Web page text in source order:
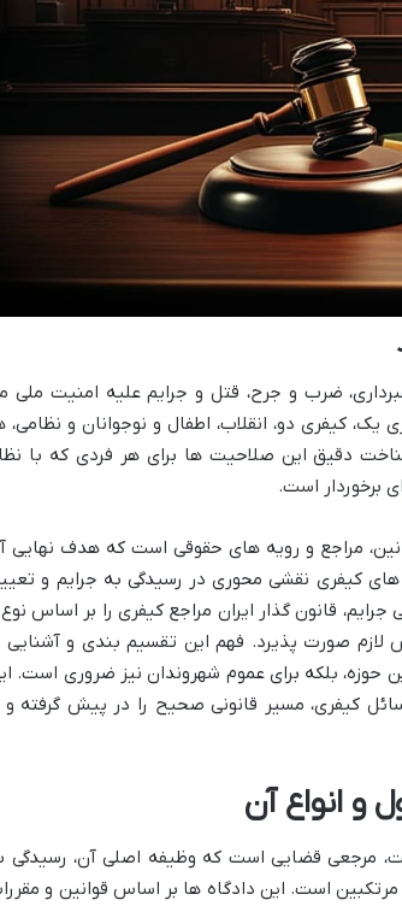
ضرب و جرح، قتل و جرایم علیه امنیت ملی
کیفری دو، انقلاب، اطفال و نوجوانان و نظامی،
دقیق این صلاحیت ها برای هر فردی که با
برخوردار است.
مراجع و رویه های حقوقی است که هدف نهایی
کیفری نقشی محوری در رسیدگی به جرایم و
قانون گذار ایران مراجع کیفری را بر اساس
صورت پذیرد. فهم این تقسیم بندی و آشنایی
حوزه، بلکه برای عموم شهروندان نیز ضروری است.
کیفری، مسیر قانونی صحیح را در پیش گرفته و
و انواع آن
مرجعی قضایی است که وظیفه اصلی آن، رسیدگی
است. این دادگاه ها بر اساس قوانین و